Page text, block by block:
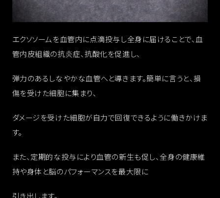
エクソソームを血管内に点滴投与し全身に届けることで、血
管内皮組織の抗炎症、抗酸化を促進し、
弾力のあるしなやかな血管へと導きます。簡単に言うと、損
傷を受けた細胞に集まり、
ダメージを受けた細胞が自力で回復できるように働きかけま
す。
また、定期的な投与により血管の新生も促し、全身の健康維
持や身体と脳のパフォーマンスを最大限に
引き出します。